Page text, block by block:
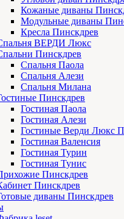
Кожаные диваны
Модульные диваны
Кресла Пинскдрев
ВЕРДИ Люкс
Пинскдрев
Спальня Паола
Спальня Алези
Спальня Милана
Пинскдрев
Гостиная Паола
Гостиная Алези
Гостиные Верди Люкс
Гостиная Валенсия
Гостиная Турин
Гостиная Тунис
Пинскдрев
Пинскдрев
диваны Пинскдрев